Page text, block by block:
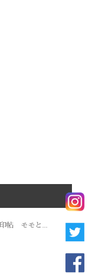
帖 モモと...